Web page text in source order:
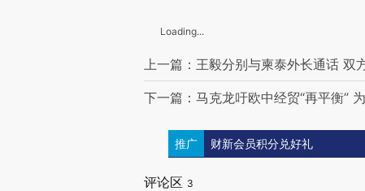
Loading...
上一篇：王毅分别与柬泰外长通话 双
下一篇：马克龙吁欧中经贸“再平衡”
推广 财新会员积分兑好礼
评论区 3